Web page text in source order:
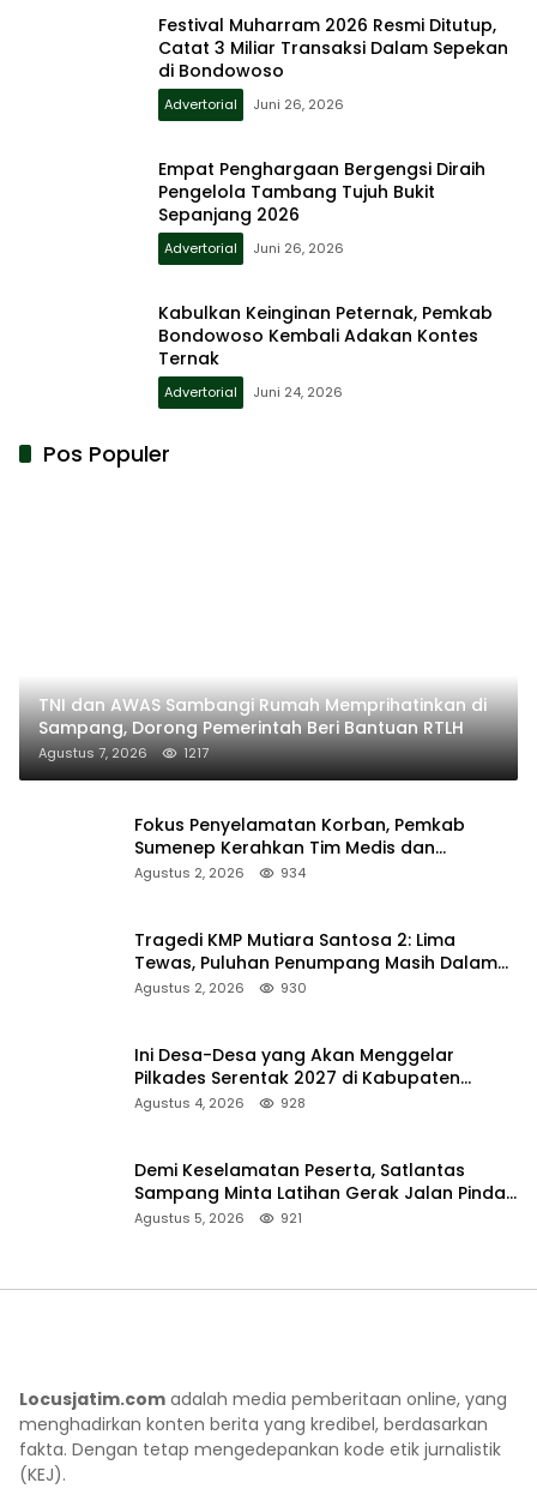
Festival Muharram 2026 Resmi Ditutup,
Catat 3 Miliar Transaksi Dalam Sepekan
di Bondowoso
Advertorial Juni 26, 2026
Empat Penghargaan Bergengsi Diraih
Pengelola Tambang Tujuh Bukit
Sepanjang 2026
Advertorial Juni 26, 2026
Kabulkan Keinginan Peternak, Pemkab
Bondowoso Kembali Adakan Kontes
Ternak
Advertorial Juni 24, 2026
Pos Populer
TNI dan AWAS Sambangi Rumah Memprihatinkan di
Sampang, Dorong Pemerintah Beri Bantuan RTLH
Agustus 7, 2026 1217
Fokus Penyelamatan Korban, Pemkab
Sumenep Kerahkan Tim Medis dan
Ambulans ke Pelabuhan Kalianget
Agustus 2, 2026 934
Tragedi KMP Mutiara Santosa 2: Lima
Tewas, Puluhan Penumpang Masih Dalam
Pencarian
Agustus 2, 2026 930
Ini Desa-Desa yang Akan Menggelar
Pilkades Serentak 2027 di Kabupaten
Sumenep
Agustus 4, 2026 928
Demi Keselamatan Peserta, Satlantas
Sampang Minta Latihan Gerak Jalan Pindah
ke Lokasi Aman
Agustus 5, 2026 921
Locusjatim.com adalah media pemberitaan online, yang
menghadirkan konten berita yang kredibel, berdasarkan
fakta. Dengan tetap mengedepankan kode etik jurnalistik
(KEJ).